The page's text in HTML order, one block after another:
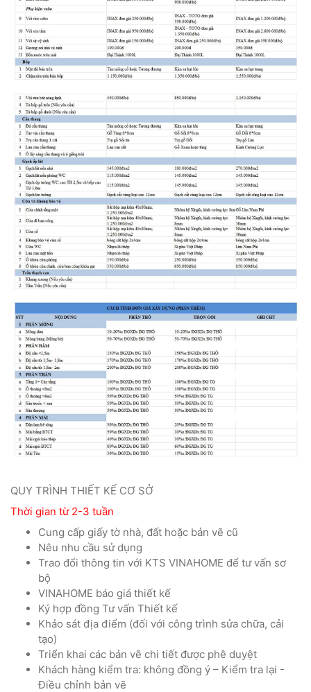
QUY TRÌNH THIẾT KẾ CƠ SỞ
Thời gian từ 2-3 tuần
Cung cấp giấy tờ nhà, đất hoặc bản vẽ cũ
Nêu nhu cầu sử dụng
Trao đổi thông tin với KTS VINAHOME để tư vấn sơ
bộ
VINAHOME báo giá thiết kế
Ký hợp đồng Tư vấn Thiết kế
Khảo sát địa điểm (đối với công trình sửa chữa, cải
tạo)
Triển khai các bản vẽ chi tiết được phê duyệt
Khách hàng kiểm tra: không đồng ý – Kiểm tra lại -
Điều chỉnh bản vẽ